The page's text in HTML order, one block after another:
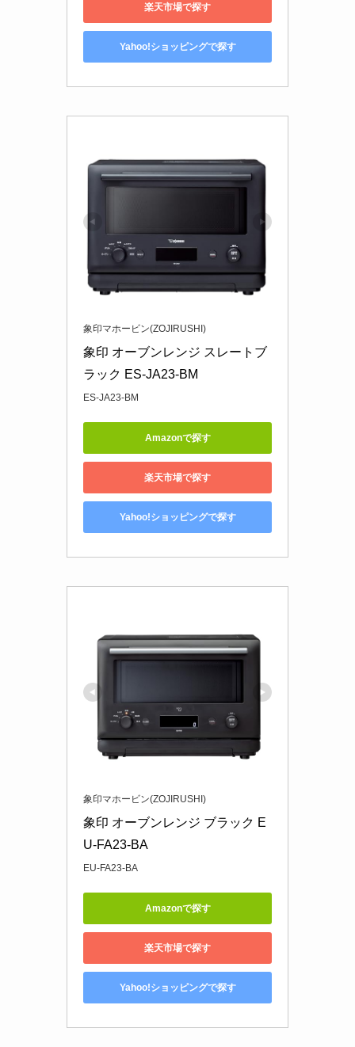
楽天市場で探す
Yahoo!ショッピングで探す
象印マホービン(ZOJIRUSHI)
象印 オーブンレンジ スレートブ
ラック ES-JA23-BM
ES-JA23-BM
Amazonで探す
楽天市場で探す
Yahoo!ショッピングで探す
象印マホービン(ZOJIRUSHI)
象印 オーブンレンジ ブラック E
U-FA23-BA
EU-FA23-BA
Amazonで探す
楽天市場で探す
Yahoo!ショッピングで探す